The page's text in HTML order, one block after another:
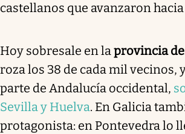
castellanos que avanzaron hacia
Hoy sobresale en laprovincia
roza los 38 de cada mil vecinos,
parte de Andalucía occidental,
Sevilla y Huelva. En Galicia
protagonista: en Pontevedra lo